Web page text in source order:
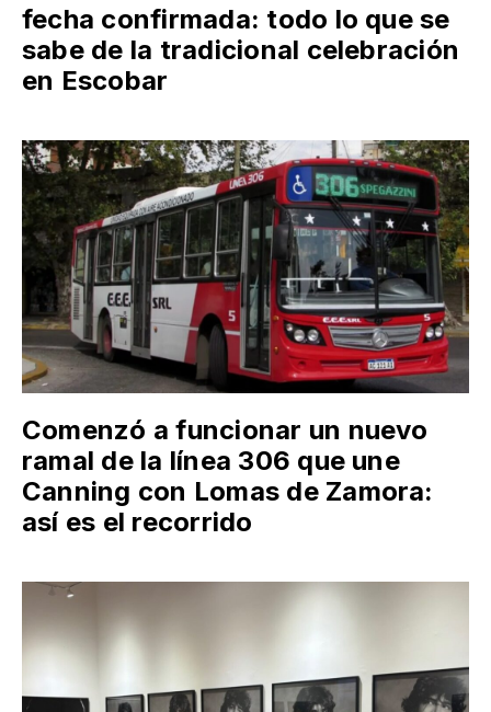
fecha confirmada: todo lo que se
sabe de la tradicional celebración
en Escobar
Comenzó a funcionar un nuevo
ramal de la línea 306 que une
Canning con Lomas de Zamora:
así es el recorrido